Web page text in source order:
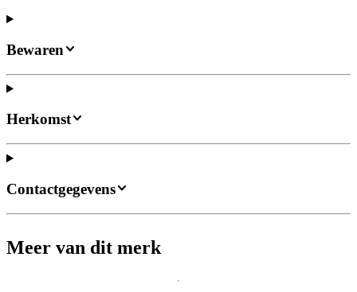
Bewaren
Herkomst
Contactgegevens
Meer van dit merk